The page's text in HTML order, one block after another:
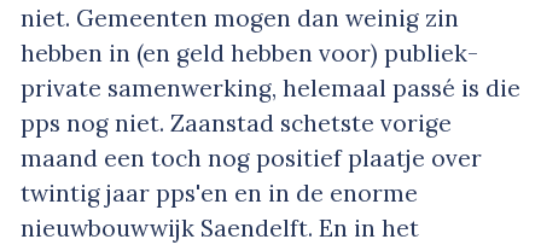
niet. Gemeenten mogen dan weinig zin
hebben in (en geld hebben voor) publiek-
private samenwerking, helemaal passé is die
pps nog niet. Zaanstad schetste vorige
maand een toch nog positief plaatje over
twintig jaar pps'en en in de enorme
nieuwbouwwijk Saendelft. En in het